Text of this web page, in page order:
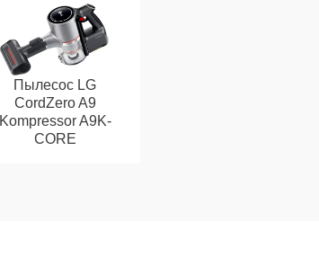
Пылесос LG
CordZero A9
Kompressor A9K-
CORE